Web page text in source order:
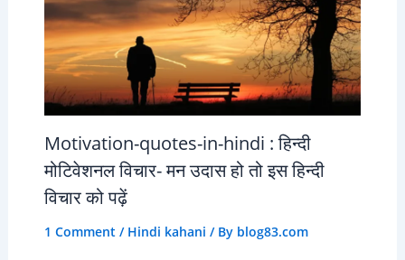
Motivation-quotes-in-hindi : हिन्दी
मोटिवेशनल विचार- मन उदास हो तो इस हिन्दी
विचार को पढ़ें
1 Comment / Hindi kahani / By blog83.com